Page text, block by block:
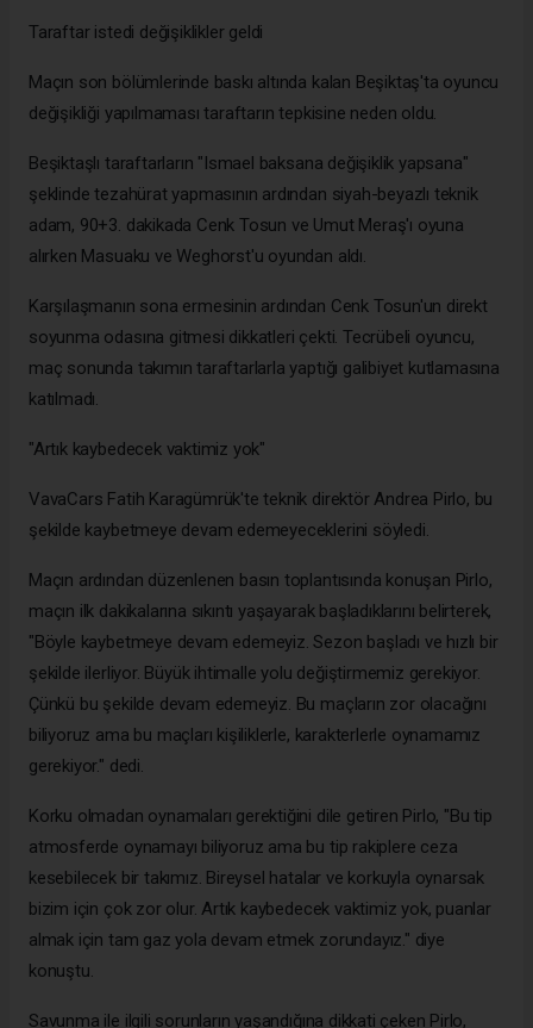
Taraftar istedi değişiklikler geldi
Maçın son bölümlerinde baskı altında kalan Beşiktaş'ta oyuncu
değişikliği yapılmaması taraftarın tepkisine neden oldu.
Beşiktaşlı taraftarların "Ismael baksana değişiklik yapsana"
şeklinde tezahürat yapmasının ardından siyah-beyazlı teknik
adam, 90+3. dakikada Cenk Tosun ve Umut Meraş'ı oyuna
alırken Masuaku ve Weghorst'u oyundan aldı.
Karşılaşmanın sona ermesinin ardından Cenk Tosun'un direkt
soyunma odasına gitmesi dikkatleri çekti. Tecrübeli oyuncu,
maç sonunda takımın taraftarlarla yaptığı galibiyet kutlamasına
katılmadı.
"Artık kaybedecek vaktimiz yok"
VavaCars Fatih Karagümrük'te teknik direktör Andrea Pirlo, bu
şekilde kaybetmeye devam edemeyeceklerini söyledi.
Maçın ardından düzenlenen basın toplantısında konuşan Pirlo,
maçın ilk dakikalarına sıkıntı yaşayarak başladıklarını belirterek,
"Böyle kaybetmeye devam edemeyiz. Sezon başladı ve hızlı bir
şekilde ilerliyor. Büyük ihtimalle yolu değiştirmemiz gerekiyor.
Çünkü bu şekilde devam edemeyiz. Bu maçların zor olacağını
biliyoruz ama bu maçları kişiliklerle, karakterlerle oynamamız
gerekiyor." dedi.
Korku olmadan oynamaları gerektiğini dile getiren Pirlo, "Bu tip
atmosferde oynamayı biliyoruz ama bu tip rakiplere ceza
kesebilecek bir takımız. Bireysel hatalar ve korkuyla oynarsak
bizim için çok zor olur. Artık kaybedecek vaktimiz yok, puanlar
almak için tam gaz yola devam etmek zorundayız." diye
konuştu.
Savunma ile ilgili sorunların yaşandığına dikkati çeken Pirlo,